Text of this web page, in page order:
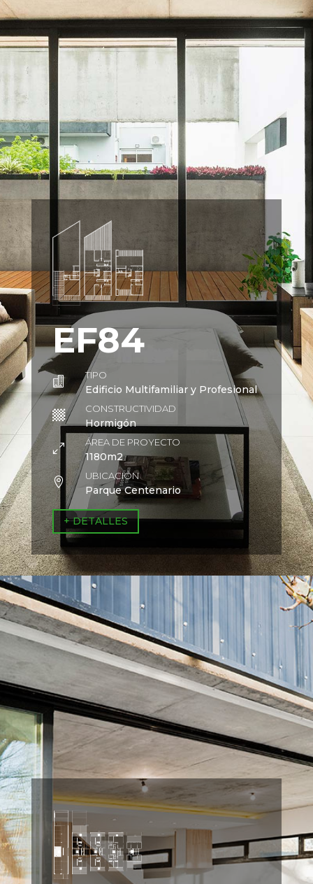
EF84
 TIPO
Edificio Multifamiliar y Profesional

CONSTRUCTIVIDAD
Hormigón
0
ÁREA DE PROYECTO
1180m2

UBICACIÓN
Parque Centenario
+ DETALLES